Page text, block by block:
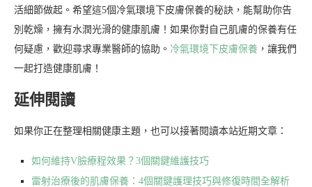
活細節做起。希望這5個冷氣環境下皮膚保養的秘訣，能幫助你告
別乾燥，擁有水潤光滑的健康肌膚！如果你對自己肌膚的保養有任
何疑慮，歡迎尋求專業醫師的協助。 冷氣環境下皮膚保養 ，讓我們
一起打造健康肌膚！
延伸閱讀
如果你正在整理相關健康主題，也可以接著閱讀本站近期文章：
如何維持V臉療程效果？3個關鍵維護技巧
雷射治療後的肌膚保養：4個關鍵護理技巧與修復時間全解析